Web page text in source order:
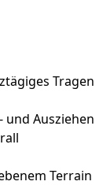
Tragen
und Ausziehen
Terrain